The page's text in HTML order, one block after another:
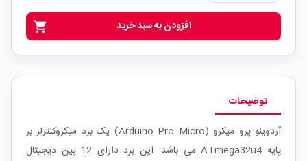
shopping_cart افزودن به سبد خرید
توضیحات
آردوینو پرو میکرو (Arduino Pro Micro) یک برد میکروکنترلر بر
پایهATmega32u4
می باشد. این برد دارای 12 پین دیجیتال